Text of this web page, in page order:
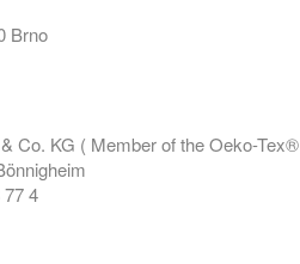
Brno
Co. KG ( Member of the Oeko-Tex®
77 4